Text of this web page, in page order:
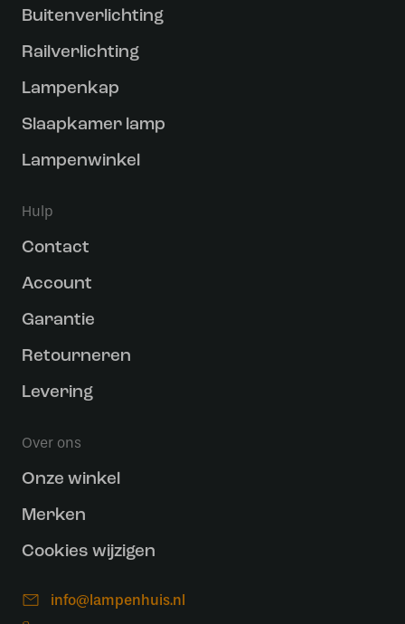
Buitenverlichting
Railverlichting
Lampenkap
Slaapkamer lamp
Lampenwinkel
Hulp
Contact
Account
Garantie
Retourneren
Levering
Over ons
Onze winkel
Merken
Cookies wijzigen
info@lampenhuis.nl